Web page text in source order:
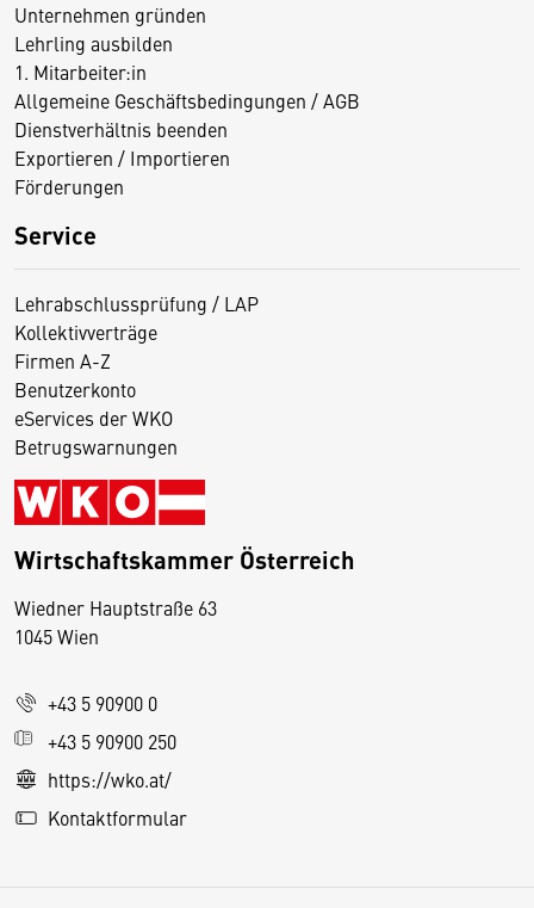
Unternehmen gründen
Lehrling ausbilden
1. Mitarbeiter:in
Allgemeine Geschäftsbedingungen / AGB
Dienstverhältnis beenden
Exportieren / Importieren
Förderungen
Service
Lehrabschlussprüfung / LAP
Kollektivverträge
Firmen A-Z
Benutzerkonto
eServices der WKO
Betrugswarnungen
Wirtschaftskammer Österreich
Wiedner Hauptstraße 63
1045 Wien
+43 5 90900 0
+43 5 90900 250
https://wko.at/
Kontaktformular
D
s
e
S
e